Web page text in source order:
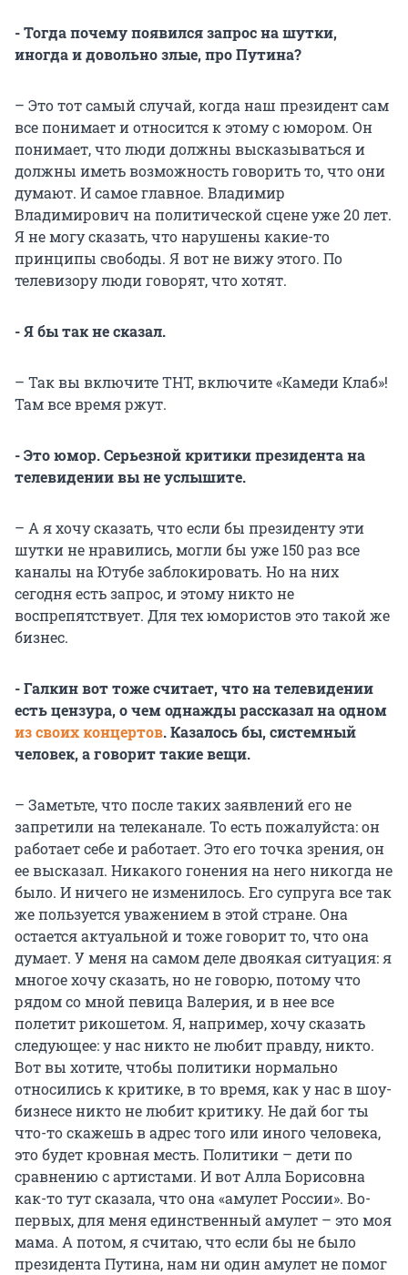
- Тогда почему появился запрос на шутки,
иногда и довольно злые, про Путина?
– Это тот самый случай, когда наш президент сам
все понимает и относится к этому с юмором. Он
понимает, что люди должны высказываться и
должны иметь возможность говорить то, что они
думают. И самое главное. Владимир
Владимирович на политической сцене уже 20 лет.
Я не могу сказать, что нарушены какие-то
принципы свободы. Я вот не вижу этого. По
телевизору люди говорят, что хотят.
- Я бы так не сказал.
– Так вы включите ТНТ, включите «Камеди Клаб»!
Там все время ржут.
- Это юмор. Серьезной критики президента на
телевидении вы не услышите.
– А я хочу сказать, что если бы президенту эти
шутки не нравились, могли бы уже 150 раз все
каналы на Ютубе заблокировать. Но на них
сегодня есть запрос, и этому никто не
воспрепятствует. Для тех юмористов это такой же
бизнес.
- Галкин вот тоже считает, что на телевидении
есть цензура, о чем однажды рассказал на одном
из своих концертов. Казалось бы, системный
человек, а говорит такие вещи.
– Заметьте, что после таких заявлений его не
запретили на телеканале. То есть пожалуйста: он
работает себе и работает. Это его точка зрения, он
ее высказал. Никакого гонения на него никогда не
было. И ничего не изменилось. Его супруга все так
же пользуется уважением в этой стране. Она
остается актуальной и тоже говорит то, что она
думает. У меня на самом деле двоякая ситуация: я
многое хочу сказать, но не говорю, потому что
рядом со мной певица Валерия, и в нее все
полетит рикошетом. Я, например, хочу сказать
следующее: у нас никто не любит правду, никто.
Вот вы хотите, чтобы политики нормально
относились к критике, в то время, как у нас в шоу-
бизнесе никто не любит критику. Не дай бог ты
что-то скажешь в адрес того или иного человека,
это будет кровная месть. Политики – дети по
сравнению с артистами. И вот Алла Борисовна
как-то тут сказала, что она «амулет России». Во-
первых, для меня единственный амулет – это моя
мама. А потом, я считаю, что если бы не было
президента Путина, нам ни один амулет не помог